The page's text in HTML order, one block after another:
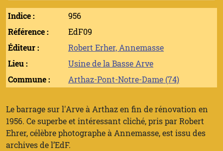
Indice :
956
Référence :
EdF09
Éditeur :
Robert Erher, Annemasse
Lieu :
Usine de la Basse Arve
Commune :
Arthaz-Pont-Notre-Dame (74)
Le barrage sur l'Arve à Arthaz en fin de rénovation en
1956. Ce superbe et intéressant cliché, pris par Robert
Ehrer, célèbre photographe à Annemasse, est issu des
archives de l’EdF.